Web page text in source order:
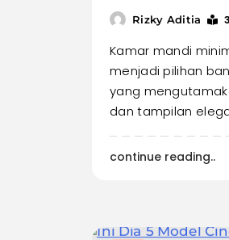
Rizky Aditia
Kamar mandi
menjadi pilihan
yang
dan tampilan
continue reading..